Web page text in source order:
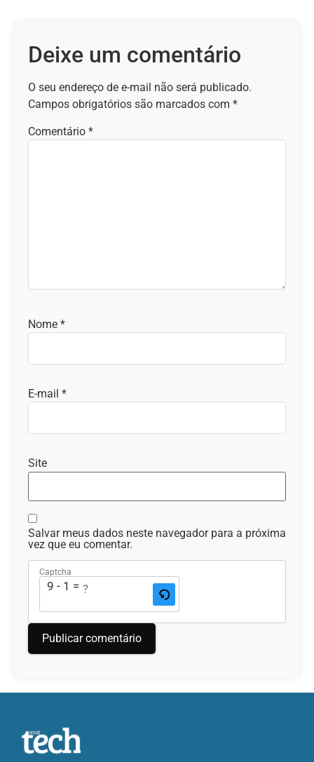
Deixe um comentário
O seu endereço de e-mail não será publicado.
Campos obrigatórios são marcados com *
Comentário *
Nome *
E-mail *
Site
Salvar meus dados neste navegador para a próxima
vez que eu comentar.
Captcha
9 - 1 = ?